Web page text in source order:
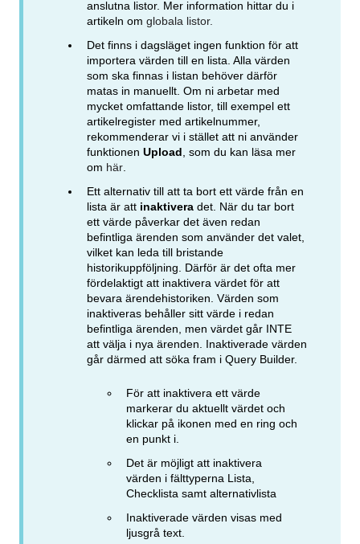
anslutna listor. Mer information hittar du i
artikeln om globala listor.
Det finns i dagsläget ingen funktion för att
importera värden till en lista. Alla värden
som ska finnas i listan behöver därför
matas in manuellt. Om ni arbetar med
mycket omfattande listor, till exempel ett
artikelregister med artikelnummer,
rekommenderar vi i stället att ni använder
funktionen Upload, som du kan läsa mer
om här.
Ett alternativ till att ta bort ett värde från en
lista är att inaktivera det. När du tar bort
ett värde påverkar det även redan
befintliga ärenden som använder det valet,
vilket kan leda till bristande
historikuppföljning. Därför är det ofta mer
fördelaktigt att inaktivera värdet för att
bevara ärendehistoriken. Värden som
inaktiveras behåller sitt värde i redan
befintliga ärenden, men värdet går INTE
att välja i nya ärenden. Inaktiverade värden
går därmed att söka fram i Query Builder.
För att inaktivera ett värde
markerar du aktuellt värdet och
klickar på ikonen med en ring och
en punkt i.
Det är möjligt att inaktivera
värden i fälttyperna Lista,
Checklista samt alternativlista
Inaktiverade värden visas med
ljusgrå text.